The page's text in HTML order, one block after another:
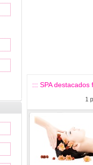
::: SPA
1